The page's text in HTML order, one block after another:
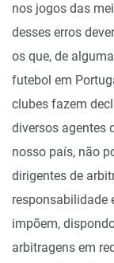
nos jogos das
desses erros
os que, de
futebol em
clubes fazem
diversos agentes
nosso país, não
dirigentes de
responsabilidade
impõem,
arbitragens em